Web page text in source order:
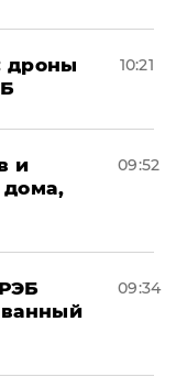
дроны
10:21
и
09:52
09:34